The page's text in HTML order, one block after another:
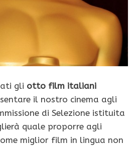
gli otto film italiani
il nostro cinema agli
di Selezione istituita
quale proporre agli
miglior film in lingua non